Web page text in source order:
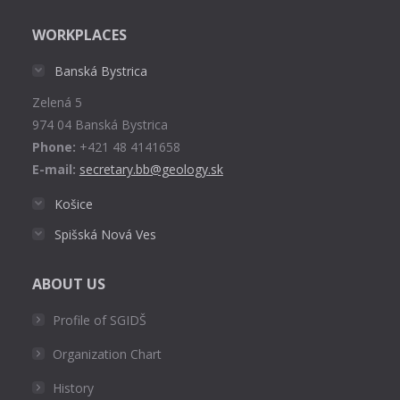
opens
window
WORKPLACES
Banská Bystrica
Zelená 5
974 04 Banská Bystrica
Phone: +421 48 4141658
E-mail: secretary.bb@geology.sk
Košice
Spišská Nová Ves
ABOUT US
Profile of SGIDŠ
Organization Chart
History